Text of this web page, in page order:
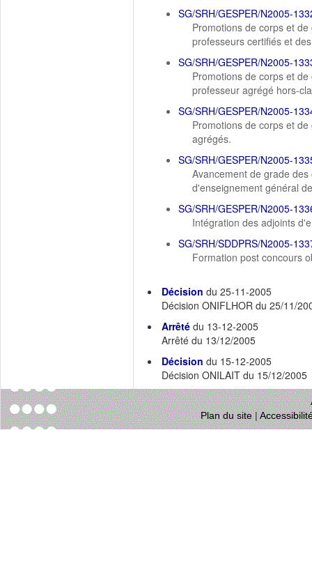
SG/SRH/GESPER/N2005-
Promotions de corps et
professeurs certifiés et
SG/SRH/GESPER/N2005-
Promotions de corps et
professeur agrégé hors-
SG/SRH/GESPER/N2005-
Promotions de corps et
agrégés.
SG/SRH/GESPER/N2005-
Avancement de grade
d'enseignement général
SG/SRH/GESPER/N2005-
Intégration des adjoints
SG/SRH/SDDPRS/N2005-
Formation post concours
Décision du 25-11-2005
Décision ONIFLHOR du 25/11/
Arrêté du 13-12-2005
Arrêté du 13/12/2005
Décision du 15-12-2005
Décision ONILAIT du 15/12/2005
Plan du site|